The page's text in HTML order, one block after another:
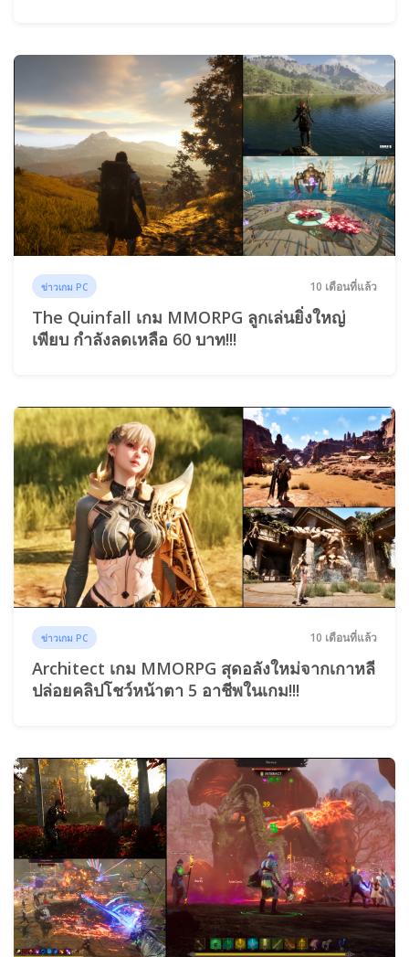
ข่าวเกม PC 10 เดือนที่แล้ว
The Quinfall เกม MMORPG ลูกเล่นยิ่งใหญ่
เพียบ กำลังลดเหลือ 60 บาท!!!
ข่าวเกม PC 10 เดือนที่แล้ว
Architect เกม MMORPG สุดอลังใหม่จากเกาหลี
ปล่อยคลิปโชว์หน้าตา 5 อาชีพในเกม!!!